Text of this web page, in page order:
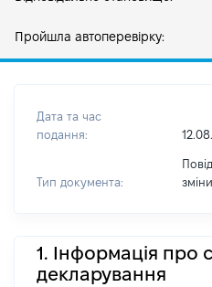
Пройшла автоперевірку:
Дата та час
подання:
Тип документа:
1. Інформація про
декларування